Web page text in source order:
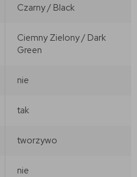
Czarny / Black
Ciemny Zielony / Dark
Green
nie
tak
tworzywo
nie